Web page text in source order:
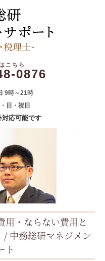
0876
9時～21時
日・祝日
応可能です
用・ならない費用と
中務総研マネジメン
ト